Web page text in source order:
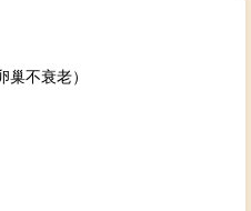
不衰老）